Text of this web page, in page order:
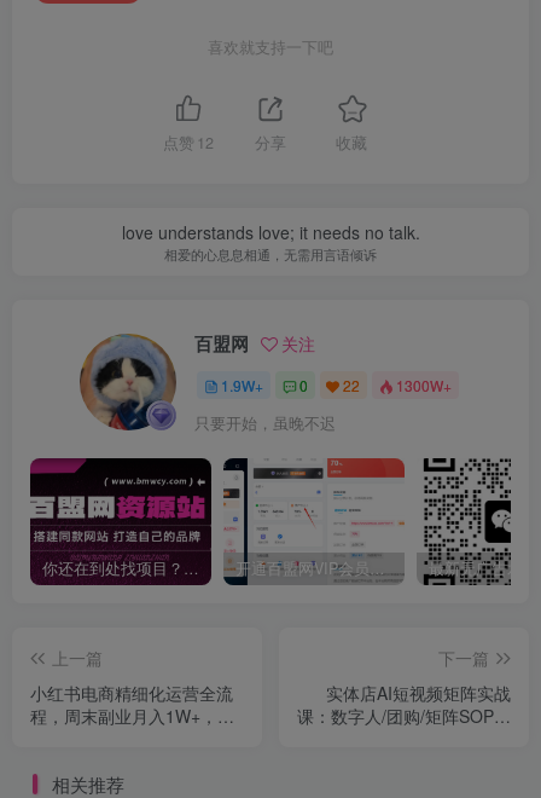
喜欢就支持一下吧
点赞 12 分享 收藏
love understands love; it needs no talk.
相爱的心息息相通，无需用言语倾诉
百盟网 关注
1.9W+ 0 22 1300W+
只要开始，虽晚不迟
你还在到处找项目？还在当韭菜？我靠卖项目一个月收入5万+，曾经我也是个失败者。 开通百盟网VIP会员，尊享全站资源免费下载，享70%的推广提成！！【限时五折优惠】
上一篇
小红书电商精细化运营全流
程，周末副业月入1W+，全
下一篇
实体店AI短视频矩阵实战
课：数字人/团购/矩阵SOP，
相关推荐